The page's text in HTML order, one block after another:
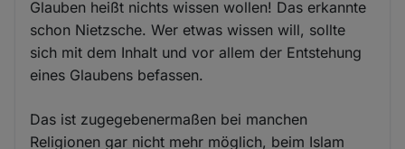
Glauben heißt nichts wissen wollen! Das erkannte
schon Nietzsche. Wer etwas wissen will, sollte
sich mit dem Inhalt und vor allem der Entstehung
eines Glaubens befassen.
Das ist zugegebenermaßen bei manchen
Religionen gar nicht mehr möglich, beim Islam